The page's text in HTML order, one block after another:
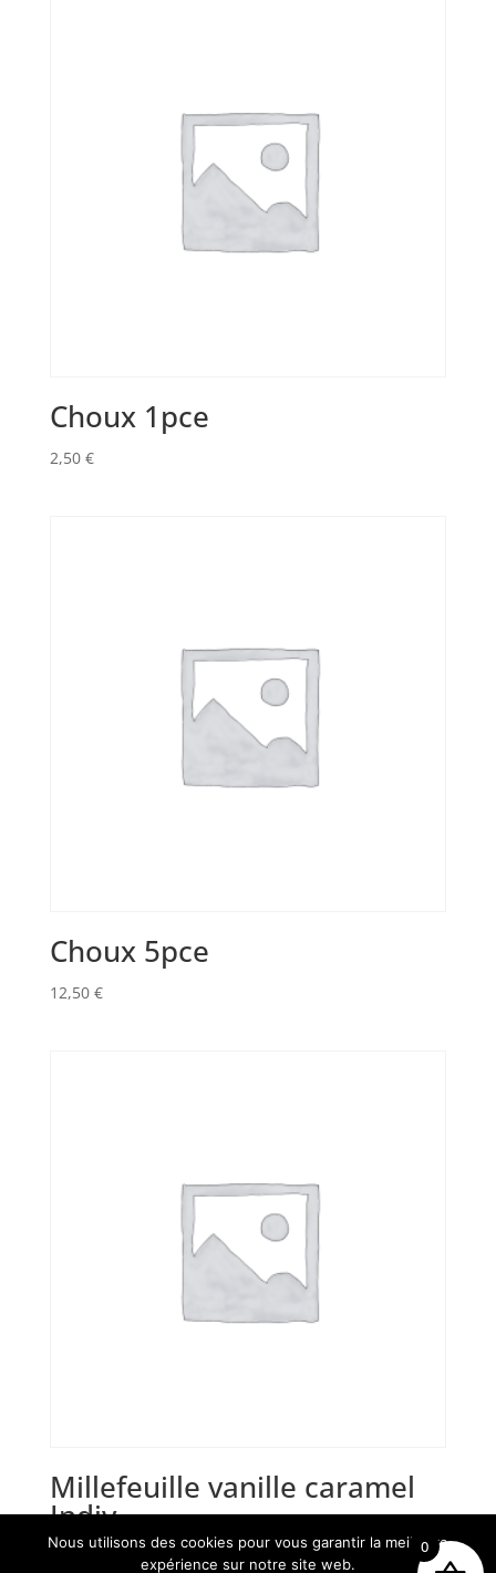
Choux 1pce
2,50 €
Choux 5pce
12,50 €
Millefeuille vanille caramel
Indiv
0
Nous utilisons des cookies pour vous garantir la meilleure
expérience sur notre site web.